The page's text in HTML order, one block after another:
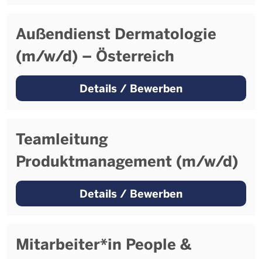
Außendienst Dermatologie
(m/w/d) – Österreich
Details / Bewerben
Teamleitung
Produktmanagement (m/w/d)
Details / Bewerben
Mitarbeiter*in People &